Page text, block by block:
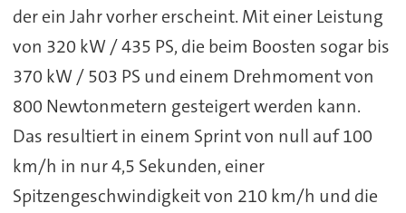
der ein Jahr vorher erscheint. Mit einer Leistung
von 320 kW / 435 PS, die beim Boosten sogar bis
370 kW / 503 PS und einem Drehmoment von
800 Newtonmetern gesteigert werden kann.
Das resultiert in einem Sprint von null auf 100
km/h in nur 4,5 Sekunden, einer
Spitzengeschwindigkeit von 210 km/h und die